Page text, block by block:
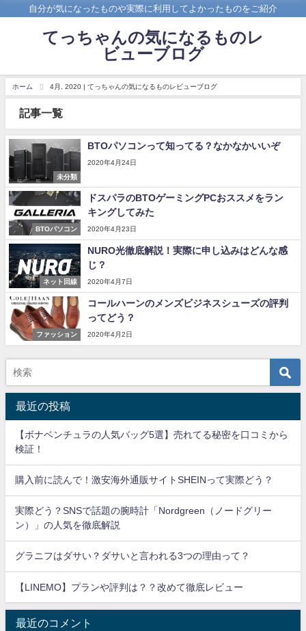
自分が気になったものや実際に利用してよかったものをご紹介
てっちゃんの気になるものレ
ビューブログ
ホーム 4月, 2020 | てっちゃんの気になるものレビューブログ
記事一覧
未分類
BTOパソコンって知ってる？なかなかいいぞ
2020年4月24日
BTOパソコン
ドスパラのBTOゲーミングPCおススメをラン
キングしてみた
2020年4月23日
ネット回線
NURO光徹底解説！実際に申し込みはどんな感
じ？
2020年4月7日
ファッション
コールハーンのメンズビジネスシューズの評判
ってどう？
2020年4月2日
最近の投稿
【ボナベンチュラの人気バッグ5選】売れてる秘密を口コミから
検証！
購入前に読んで！激安海外通販サイトSHEINって実際どう？
実際どう？SNSで話題の腕時計「Nordgreen（ノードグリー
ン）」の人気を徹底解説
グラニフはダサい？ダサいと言われる3つの理由って？
【LINEMO】プランや評判は？？改めて徹底レビュー
最近のコメント